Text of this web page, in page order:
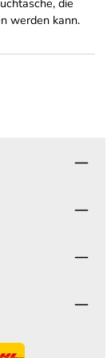
die
werden kann.